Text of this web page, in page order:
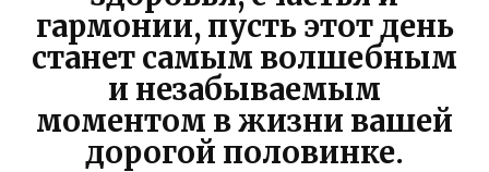
гармонии, пусть этот день
станет самым волшебным
и незабываемым
моментом в жизни вашей
дорогой половинке.